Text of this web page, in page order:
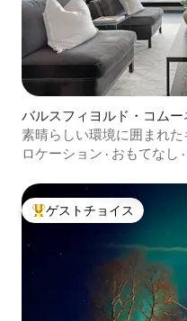
バルスフィヨルド・コム
素晴らしい環境に囲まれた
ロケーション · おもてなし ·
大好評のゲストチョイスで
ゲストチョイス